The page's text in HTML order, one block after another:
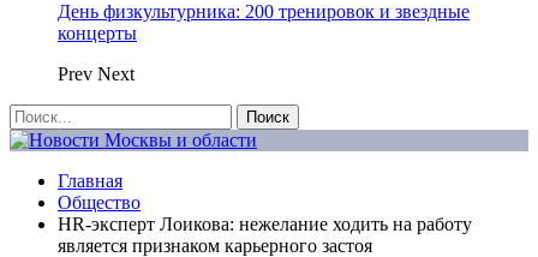
День физкультурника: 200 тренировок и звездные
концерты
Prev Next
Главная
Общество
HR-эксперт Лоикова: нежелание ходить на работу
является признаком карьерного застоя